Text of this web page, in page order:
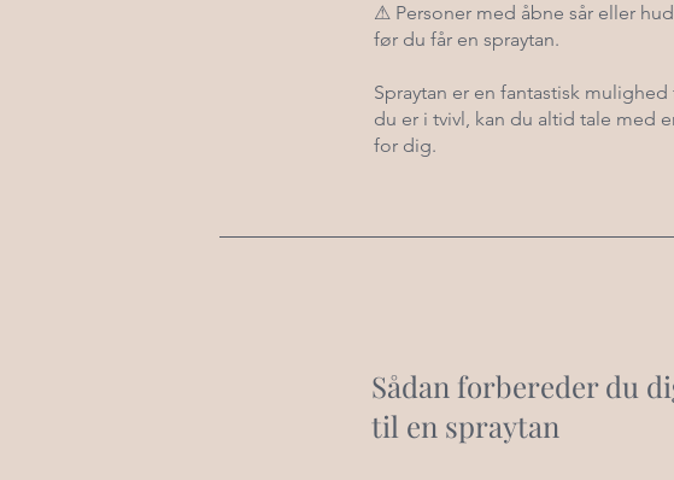
⚠ Personer med åbne sår eller
før du får en spraytan.
Spraytan er en fantastisk
du er i tvivl, kan du altid tale med
for dig.
Sådan forbereder du
til en spraytan